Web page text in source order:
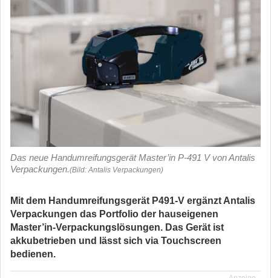
Das neue Handumreifungsgerät Master’in P-491 V von Antalis
Verpackungen.(Bild: Antalis Verpackungen)
Mit dem Handumreifungsgerät P491-V ergänzt Antalis
Verpackungen das Portfolio der hauseigenen
Master’in-Verpackungslösungen. Das Gerät ist
akkubetrieben und lässt sich via Touchscreen
bedienen.